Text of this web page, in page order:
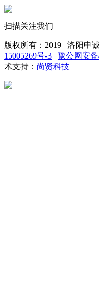
扫描关注我们
版权所有：2019 洛阳申
15005269号-3
豫公网安备
术支持： 尚贤科技